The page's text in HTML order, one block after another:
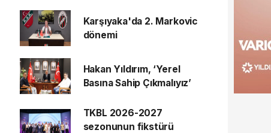
Karşıyaka'da 2. Markovic
dönemi
Hakan Yıldırım, ‘Yerel
Basına Sahip Çıkmalıyız’
TKBL 2026-2027
sezonunun fikstürü